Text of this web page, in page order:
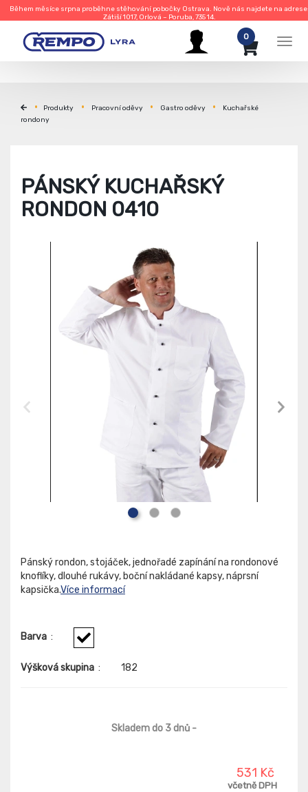
Během měsíce srpna proběhne stěhování pobočky Ostrava. Nově nás najdete na
Zátiší 1017, Orlová – Poruba, 735 14.
0
Produkty Pracovní oděvy Gastro oděvy
Kuchařské
rondony
PÁNSKÝ KUCHAŘSKÝ
RONDON 0410
Pánský rondon, stojáček, jednořadé zapínání na rondonové
knoflíky, dlouhé rukávy, boční nakládané kapsy, náprsní
kapsička.Více informací
Barva :
Výšková skupina : 182
Skladem do 3 dnů -
531 Kč
včetně DPH